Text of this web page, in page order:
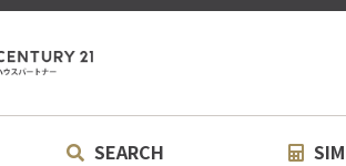
SEARCH